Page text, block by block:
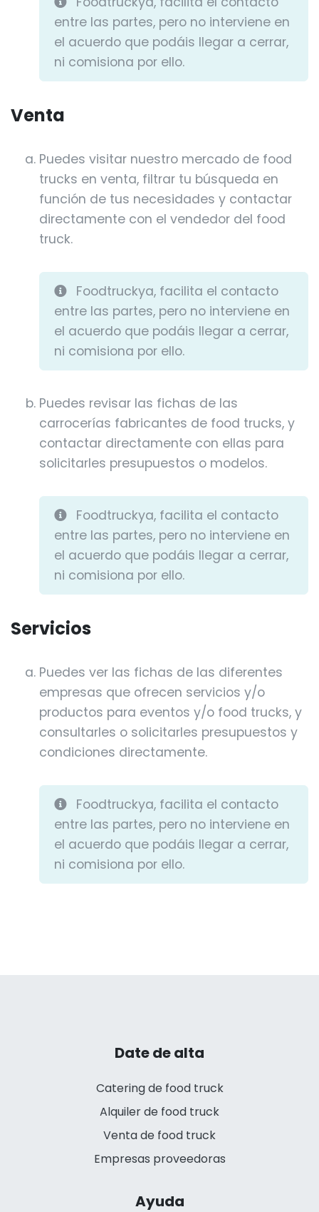
entre las partes, pero no interviene en
el acuerdo que podáis llegar a cerrar,
ni comisiona por ello.
Venta
Puedes visitar nuestro mercado de food
trucks en venta, filtrar tu búsqueda en
función de tus necesidades y contactar
directamente con el vendedor del food
truck.
Foodtruckya, facilita el contacto
entre las partes, pero no interviene en
el acuerdo que podáis llegar a cerrar,
ni comisiona por ello.
Puedes revisar las fichas de las
carrocerías fabricantes de food trucks, y
contactar directamente con ellas para
solicitarles presupuestos o modelos.
Foodtruckya, facilita el contacto
entre las partes, pero no interviene en
el acuerdo que podáis llegar a cerrar,
ni comisiona por ello.
Servicios
Puedes ver las fichas de las diferentes
empresas que ofrecen servicios y/o
productos para eventos y/o food trucks, y
consultarles o solicitarles presupuestos y
condiciones directamente.
Foodtruckya, facilita el contacto
entre las partes, pero no interviene en
el acuerdo que podáis llegar a cerrar,
ni comisiona por ello.
Date de alta
Catering de food truck
Alquiler de food truck
Venta de food truck
Empresas proveedoras
Ayuda